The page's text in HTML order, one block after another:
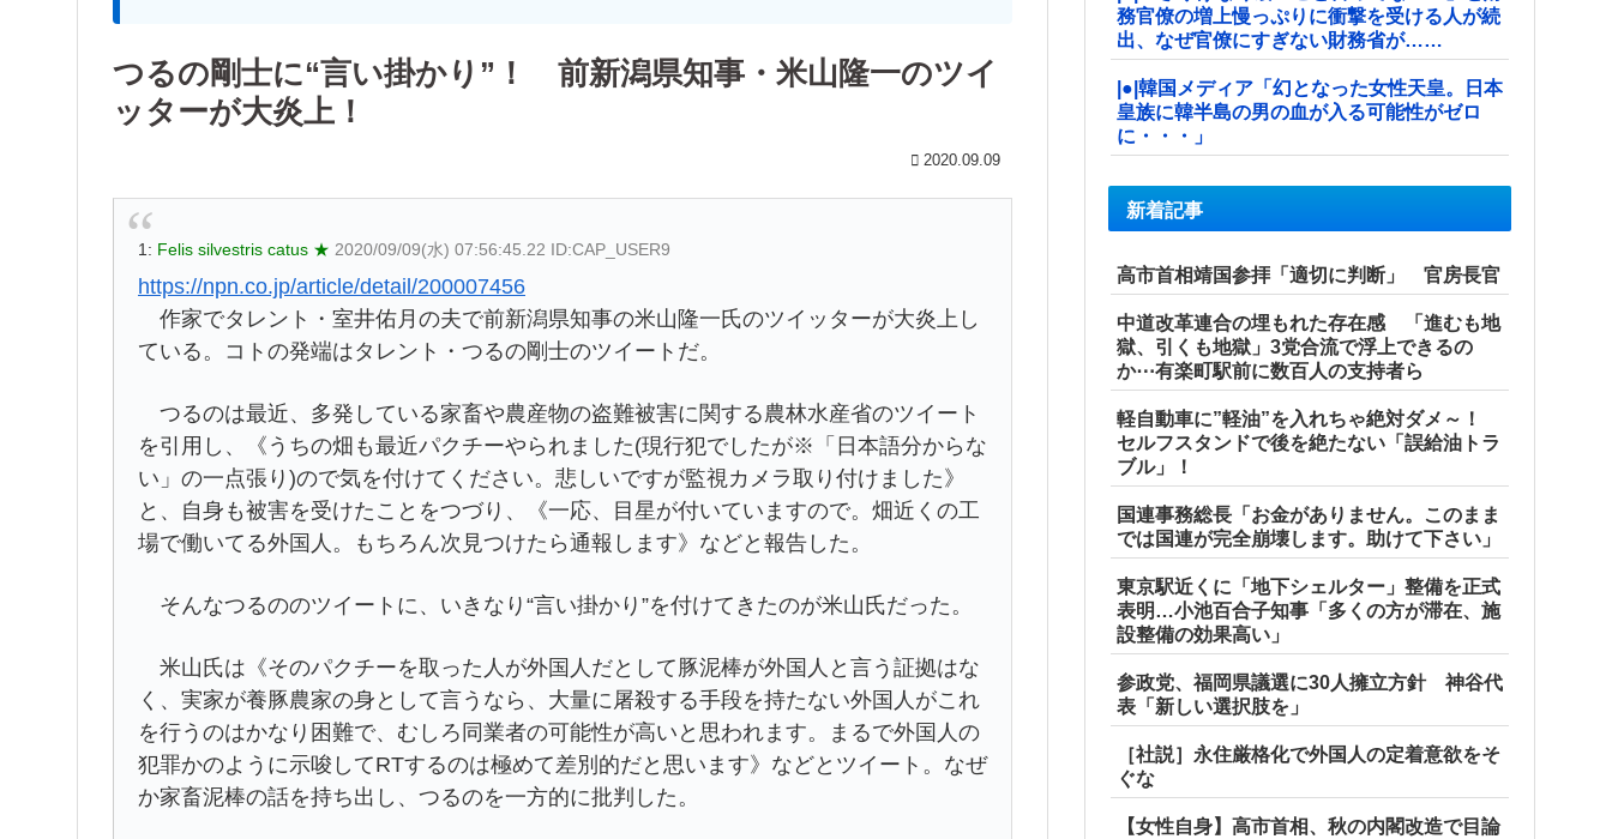
つるの剛士に“言い掛かり”！ 前新潟県知事・米山隆一のツイ
ッターが大炎上！
2020.09.09
1: Felis silvestris catus ★ 2020/09/09(水) 07:56:45.22 ID:CAP_USER9
https://npn.co.jp/article/detail/200007456
作家でタレント・室井佑月の夫で前新潟県知事の米山隆一氏のツイッターが大炎上し
ている。コトの発端はタレント・つるの剛士のツイートだ。
つるのは最近、多発している家畜や農産物の盗難被害に関する農林水産省のツイート
を引用し、《うちの畑も最近パクチーやられました(現行犯でしたが※「日本語分からな
い」の一点張り)ので気を付けてください。悲しいですが監視カメラ取り付けました》
と、自身も被害を受けたことをつづり、《一応、目星が付いていますので。畑近くの工
場で働いてる外国人。もちろん次見つけたら通報します》などと報告した。
そんなつるののツイートに、いきなり“言い掛かり”を付けてきたのが米山氏だった。
米山氏は《そのパクチーを取った人が外国人だとして豚泥棒が外国人と言う証拠はな
く、実家が養豚農家の身として言うなら、大量に屠殺する手段を持たない外国人がこれ
を行うのはかなり困難で、むしろ同業者の可能性が高いと思われます。まるで外国人の
犯罪かのように示唆してRTするのは極めて差別的だと思います》などとツイート。なぜ
か家畜泥棒の話を持ち出し、つるのを一方的に批判した。
務官僚の増上慢っぷりに衝撃を受ける人が続
出、なぜ官僚にすぎない財務省が……
|●|韓国メディア「幻となった女性天皇。日本
皇族に韓半島の男の血が入る可能性がゼロ
に・・・」
新着記事
高市首相靖国参拝「適切に判断」 官房長官
中道改革連合の埋もれた存在感 「進むも地
獄、引くも地獄」3党合流で浮上できるの
か⋯有楽町駅前に数百人の支持者ら
軽自動車に”軽油”を入れちゃ絶対ダメ～！
セルフスタンドで後を絶たない「誤給油トラ
ブル」！
国連事務総長「お金がありません。このまま
では国連が完全崩壊します。助けて下さい」
東京駅近くに「地下シェルター」整備を正式
表明…小池百合子知事「多くの方が滞在、施
設整備の効果高い」
参政党、福岡県議選に30人擁立方針 神谷代
表「新しい選択肢を」
［社説］永住厳格化で外国人の定着意欲をそ
ぐな
【女性自身】高市首相、秋の内閣改造で目論